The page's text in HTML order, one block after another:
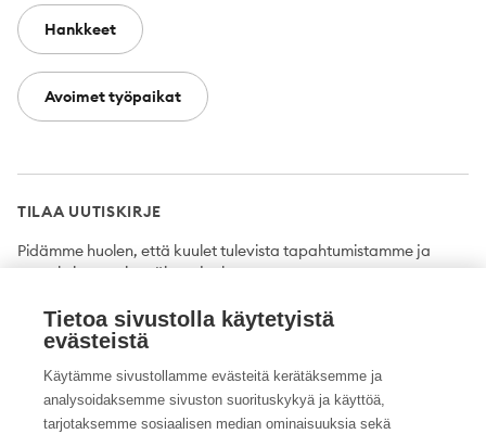
Hankkeet
Avoimet työpaikat
TILAA UUTISKIRJE
Pidämme huolen, että kuulet tulevista tapahtumistamme ja
uutuuksista ensimmäisten joukossa.
Tilaa
Tietoa sivustolla käytetyistä
evästeistä
Käytämme sivustollamme evästeitä kerätäksemme ja
analysoidaksemme sivuston suorituskykyä ja käyttöä,
tarjotaksemme sosiaalisen median ominaisuuksia sekä